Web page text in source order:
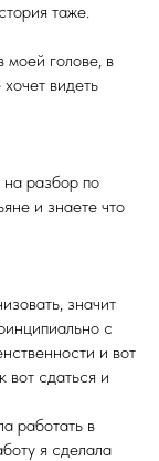
таже.
моей голове, в
видеть
разбор по
и знаете что
значит
с
и вот
вот сдаться и
работать в
я сделала